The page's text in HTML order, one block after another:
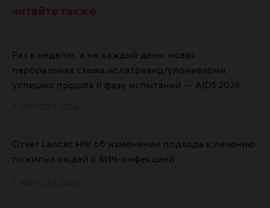
читайте также
Раз в неделю, а не каждый день: новая
пероральная схема ислатравир/улонивирин
успешно прошла II фазу испытаний — AIDS 2026
Отчет Lancet HIV об изменении подхода к лечению
пожилых людей с ВИЧ-инфекцией